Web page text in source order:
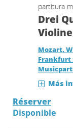
partitura
Drei
Mozart,
Frankfurt
Más
Réserver
Disponible